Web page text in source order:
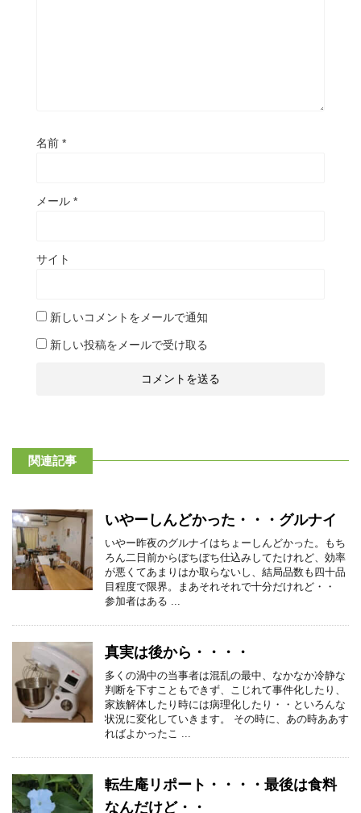
名前 *
メール *
サイト
新しいコメントをメールで通知
新しい投稿をメールで受け取る
関連記事
いやーしんどかった・・・グルナイ
いやー昨夜のグルナイはちょーしんどかった。もち
ろん二日前からぼちぼち仕込みしてたけれど、効率
が悪くてあまりはか取らないし、結局品数も四十品
目程度で限界。まあそれそれで十分だけれど・・
参加者はある ...
真実は後から・・・・
多くの渦中の当事者は混乱の最中、なかなか冷静な
判断を下すこともできず、こじれて事件化したり、
家族解体したり時には病理化したり・・といろんな
状況に変化していきます。 その時に、あの時ああす
ればよかったこ ...
転生庵リポート・・・・最後は食料
なんだけど・・